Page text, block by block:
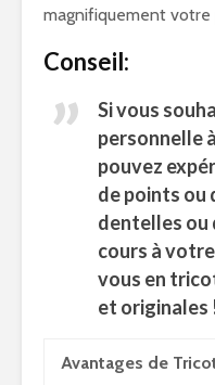
magnifiquement votre
Conseil:
Si vous
personnelle
pouvez
de points ou
dentelles ou
cours à
vous en
et originales
Avantages de